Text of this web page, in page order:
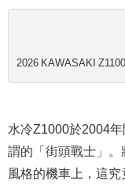
2026 KAWASAKI
水冷Z1000於2004
謂的「街頭戰士」
風格的機車上，這究